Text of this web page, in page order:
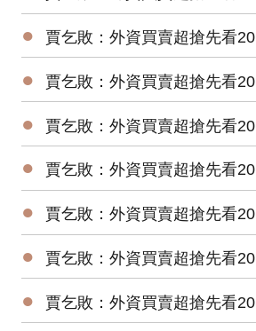
● 賈乞敗：外資買賣超搶先看20230817
● 賈乞敗：外資買賣超搶先看20230816
● 賈乞敗：外資買賣超搶先看20230815
● 賈乞敗：外資買賣超搶先看20230814
● 賈乞敗：外資買賣超搶先看20230811
● 賈乞敗：外資買賣超搶先看20230810
● 賈乞敗：外資買賣超搶先看20230809